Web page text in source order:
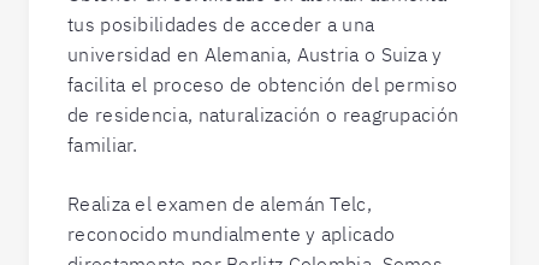
tus posibilidades de acceder a una
universidad en Alemania, Austria o Suiza y
facilita el proceso de obtención del permiso
de residencia, naturalización o reagrupación
familiar.
Realiza el examen de alemán Telc,
reconocido mundialmente y aplicado